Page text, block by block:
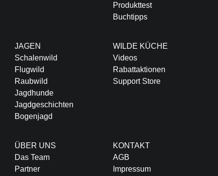
Produkttest
Buchtipps
JAGEN
Schalenwild
Flugwild
Raubwild
Jagdhunde
Jagdgeschichten
Bogenjagd
WILDE KÜCHE
Videos
Rabattaktionen
Support Store
ÜBER UNS
Das Team
Partner
KONTAKT
AGB
Impressum